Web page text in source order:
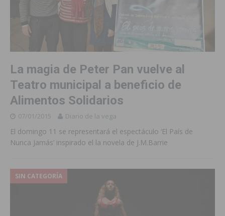
La magia de Peter Pan vuelve al
Teatro municipal a beneficio de
Alimentos Solidarios
07/01/2015 Diario de la vega
El domingo 11 se representará el espectáculo ‘El País de
Nunca Jamás’ inspirado el la novela de J.M.Barrie
SIN CATEGORÍA